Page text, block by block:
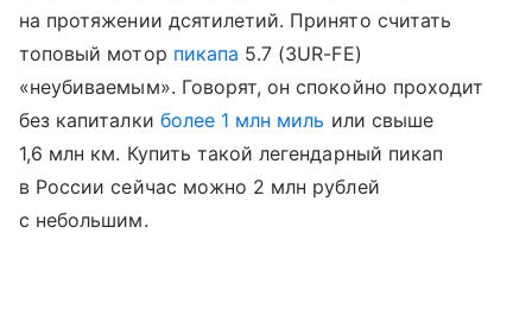
на протяжении дсятилетий. Принято считать
топовый мотор пикапа 5.7 (3UR-FE)
«неубиваемым». Говорят, он спокойно проходит
без капиталки более 1 млн миль или свыше
1,6 млн км. Купить такой легендарный пикап
в России сейчас можно 2 млн рублей
с небольшим.